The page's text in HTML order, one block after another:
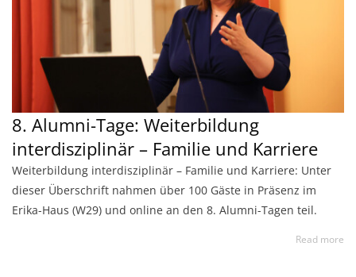
8. Alumni-Tage: Weiterbildung
interdisziplinär – Familie und Karriere
Weiterbildung interdisziplinär – Familie und Karriere: Unter
dieser Überschrift nahmen über 100 Gäste in Präsenz im
Erika-Haus (W29) und online an den 8. Alumni-Tagen teil.
Read more